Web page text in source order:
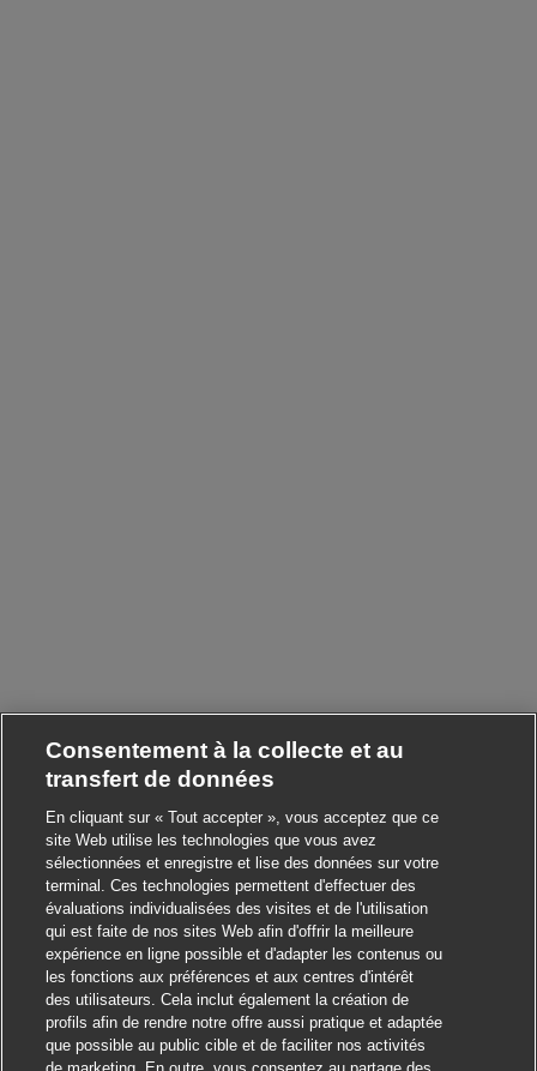
Consentement à la collecte et au
transfert de données
En cliquant sur « Tout accepter », vous acceptez que ce
site Web utilise les technologies que vous avez
sélectionnées et enregistre et lise des données sur votre
terminal. Ces technologies permettent d'effectuer des
évaluations individualisées des visites et de l'utilisation
qui est faite de nos sites Web afin d'offrir la meilleure
expérience en ligne possible et d'adapter les contenus ou
les fonctions aux préférences et aux centres d'intérêt
des utilisateurs. Cela inclut également la création de
profils afin de rendre notre offre aussi pratique et adaptée
que possible au public cible et de faciliter nos activités